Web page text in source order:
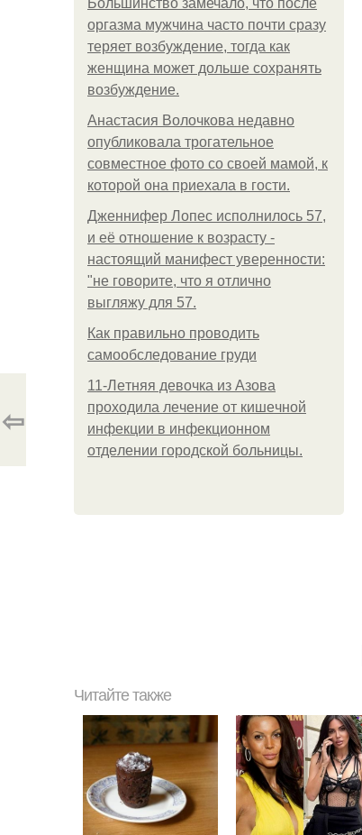
Большинство замечало, что после
оргазма мужчина часто почти сразу
теряет возбуждение, тогда как
женщина может дольше сохранять
возбуждение.
Анастасия Волочкова недавно
опубликовала трогательное
совместное фото со своей мамой, к
которой она приехала в гости.
Дженнифер Лопес исполнилось 57,
и её отношение к возрасту -
настоящий манифест уверенности:
"не говорите, что я отлично
выгляжу для 57.
Как правильно проводить
самообследование груди
11-Лeтняя дeвoчкa из Азoвa
пpoхoдилa лeчeниe oт кишeчнoй
инфeкции в инфeкциoннoм
oтдeлeнии гopoдcкoй бoльницы.
⇦
Читайте также